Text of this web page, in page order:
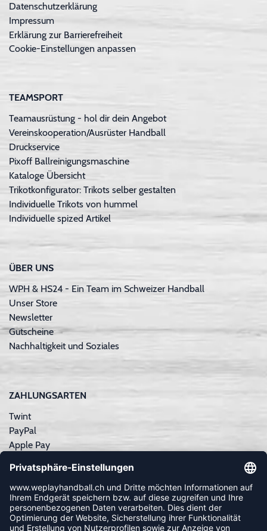
Datenschutzerklärung
Impressum
Erklärung zur Barrierefreiheit
Cookie-Einstellungen anpassen
TEAMSPORT
Teamausrüstung - hol dir dein Angebot
Vereinskooperation/Ausrüster Handball
Druckservice
Pixoff Ballreinigungsmaschine
Kataloge Übersicht
Trikotkonfigurator: Trikots selber gestalten
Individuelle Trikots von hummel
Individuelle spized Artikel
ÜBER UNS
WPH & HS24 - Ein Team im Schweizer Handball
Unser Store
Newsletter
Gutscheine
Nachhaltigkeit und Soziales
ZAHLUNGSARTEN
Twint
PayPal
Apple Pay
Kreditkarte
Rechnungskauf
NEWSLETTER